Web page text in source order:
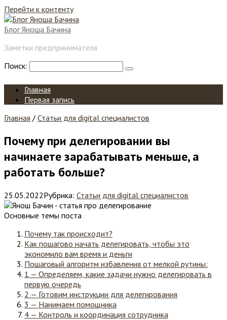
Перейти к контенту
Блог Яноша Бачина
Заметки предпринимателя
Поиск:
Главная
Первая запись
Главная / Статьи для digital специалистов
Почему при делегировании вы
начинаете зарабатывать меньше, а
работать больше?
25.05.2022Рубрика: Статьи для digital специалистов
Основные темы поста
Почему так происходит?
Как пошагово начать делегировать, чтобы это
экономило вам время и деньги
Пошаговый алгоритм избавления от мелкой рутины:
1 — Определяем, какие задачи нужно делегировать в
первую очередь
2 — Готовим инструкции для делегирования
3 — Нанимаем помощника
4 — Контроль и координация сотрудника